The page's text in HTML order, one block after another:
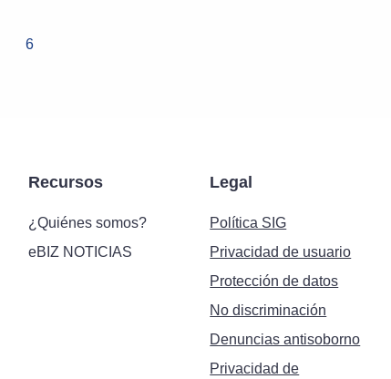
6
Recursos
¿Quiénes somos?
eBIZ NOTICIAS
Legal
Política SIG
Privacidad de usuario
Protección de datos
No discriminación
Denuncias antisoborno
Privacidad de